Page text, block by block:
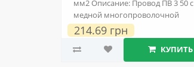
мм2 Описание: Провод ПВ 3 50 с
медной многопроволочной
токопровод..
214.69 грн
КУПИТЬ